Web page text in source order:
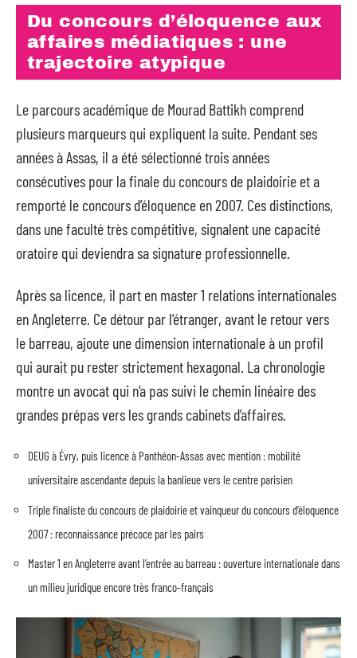
Du concours d’éloquence aux
affaires médiatiques : une
trajectoire atypique
Le parcours académique de Mourad Battikh comprend
plusieurs marqueurs qui expliquent la suite. Pendant ses
années à Assas, il a été sélectionné trois années
consécutives pour la finale du concours de plaidoirie et a
remporté le concours d’éloquence en 2007. Ces distinctions,
dans une faculté très compétitive, signalent une capacité
oratoire qui deviendra sa signature professionnelle.
Après sa licence, il part en master 1 relations internationales
en Angleterre. Ce détour par l’étranger, avant le retour vers
le barreau, ajoute une dimension internationale à un profil
qui aurait pu rester strictement hexagonal. La chronologie
montre un avocat qui n’a pas suivi le chemin linéaire des
grandes prépas vers les grands cabinets d’affaires.
DEUG à Évry, puis licence à Panthéon-Assas avec mention : mobilité
universitaire ascendante depuis la banlieue vers le centre parisien
Triple finaliste du concours de plaidoirie et vainqueur du concours d’éloquence
2007 : reconnaissance précoce par les pairs
Master 1 en Angleterre avant l’entrée au barreau : ouverture internationale dans
un milieu juridique encore très franco-français